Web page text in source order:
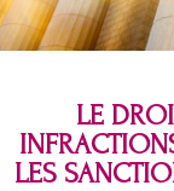
LE
LES